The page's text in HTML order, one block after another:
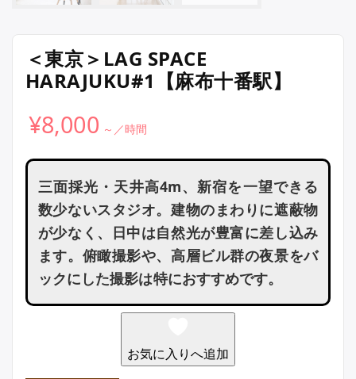
＜東京＞LAG SPACE
HARAJUKU#1【麻布十番駅】
¥8,000
三面採光・天井高4m、新宿を一望できる
数少ないスタジオ。建物のまわりに遮蔽物
が少なく、日中は自然光が豊富に差し込み
ます。俯瞰撮影や、高層ビル群の夜景をバ
ックにした撮影は特におすすめです。
お気に入りへ追加